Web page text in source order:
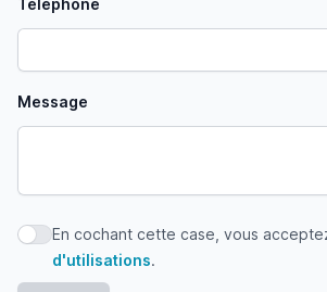
Téléphone
Message
En cochant cette case, vous
En cochant cette case, vous
d'utilisations.